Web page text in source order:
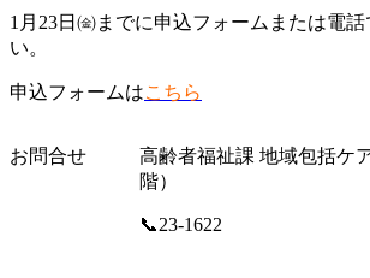
1月23日㈮までに申込フォームまたは電話
い。
申込フォームはこちら
お問合せ
高齢者福祉課 地域包括ケ
階）
📞23-1622